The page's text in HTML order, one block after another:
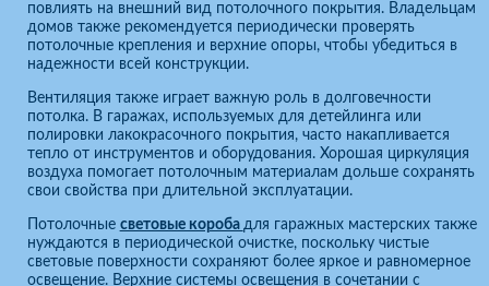
повлиять на внешний вид потолочного покрытия. Владельцам
домов также рекомендуется периодически проверять
потолочные крепления и верхние опоры, чтобы убедиться в
надежности всей конструкции.
Вентиляция также играет важную роль в долговечности
потолка. В гаражах, используемых для детейлинга или
полировки лакокрасочного покрытия, часто накапливается
тепло от инструментов и оборудования. Хорошая циркуляция
воздуха помогает потолочным материалам дольше сохранять
свои свойства при длительной эксплуатации.
Потолочные световые короба для гаражных мастерских также
нуждаются в периодической очистке, поскольку чистые
световые поверхности сохраняют более яркое и равномерное
освещение. Верхние системы освещения в сочетании с